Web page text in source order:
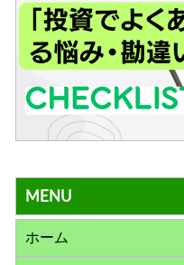
MENU
ホーム